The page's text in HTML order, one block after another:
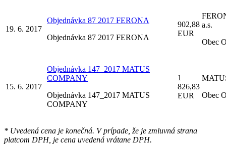
19. 6. 2017
Objednávka 87 2017 FERONA
Objednávka 87 2017 FERONA
902,88
EUR
a.s.
Obec
15. 6. 2017
Objednávka 147_2017 MATUS
COMPANY
Objednávka 147_2017 MATUS
COMPANY
1
826,83
EUR
Obec
* Uvedená cena je konečná. V prípade, že je zmluvná strana
platcom DPH, je cena uvedená vrátane DPH.